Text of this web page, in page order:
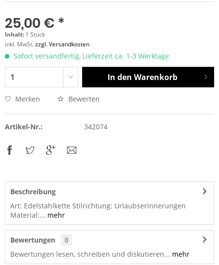
25,00 € *
Inhalt: 1 Stück
inkl. MwSt.zzgl. Versandkosten
Sofort versandfertig, Lieferzeit ca. 1-3 Werktage
In den Warenkorb
Merken Bewerten
Artikel-Nr.: 342074
Beschreibung
Art: Edelstahlkette Stilrichtung: Urlaubserinnerungen
Material:... mehr
Bewertungen
0
Bewertungen lesen, schreiben und diskutieren... mehr